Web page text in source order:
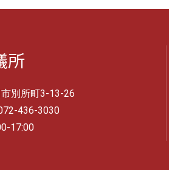
所
別所町3-13-26
436-3030
17:00